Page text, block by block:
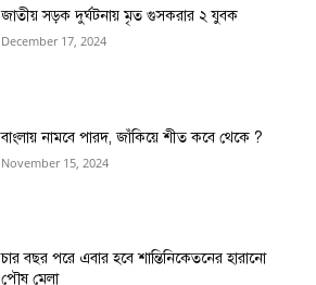
জাতীয় সড়ক দুর্ঘটনায় মৃত গুসকরার ২ যুবক
December 17, 2024
বাংলায় নামবে পারদ, জাঁকিয়ে শীত কবে থেকে ?
November 15, 2024
চার বছর পরে এবার হবে শান্তিনিকেতনের হারানো
পৌষ মেলা